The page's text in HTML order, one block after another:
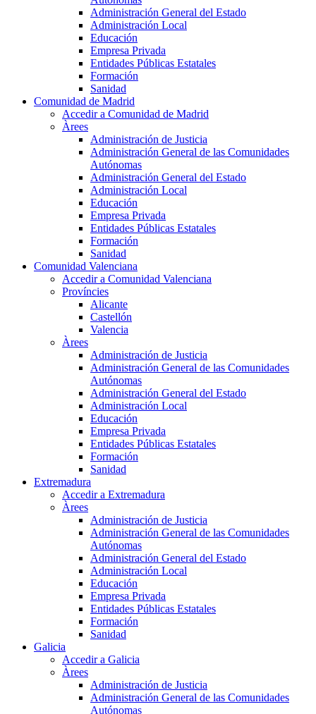
Administración General del Estado
Administración Local
Educación
Empresa Privada
Entidades Públicas Estatales
Formación
Sanidad
Comunidad de Madrid
Accedir a Comunidad de Madrid
Àrees
Administración de Justicia
Administración General de las Comunidades
Autónomas
Administración General del Estado
Administración Local
Educación
Empresa Privada
Entidades Públicas Estatales
Formación
Sanidad
Comunidad Valenciana
Accedir a Comunidad Valenciana
Províncies
Alicante
Castellón
Valencia
Àrees
Administración de Justicia
Administración General de las Comunidades
Autónomas
Administración General del Estado
Administración Local
Educación
Empresa Privada
Entidades Públicas Estatales
Formación
Sanidad
Extremadura
Accedir a Extremadura
Àrees
Administración de Justicia
Administración General de las Comunidades
Autónomas
Administración General del Estado
Administración Local
Educación
Empresa Privada
Entidades Públicas Estatales
Formación
Sanidad
Galicia
Accedir a Galicia
Àrees
Administración de Justicia
Administración General de las Comunidades
Autónomas